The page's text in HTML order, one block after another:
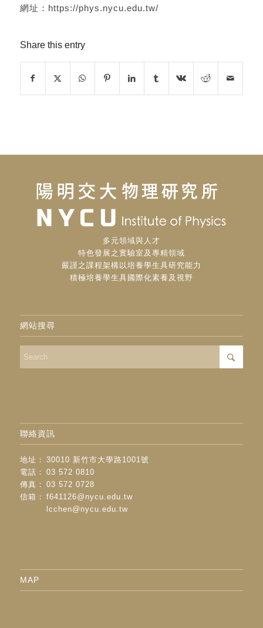
網址：https://phys.nycu.edu.tw/
Share this entry
多元領域與人才
特色發展之實驗室及專精領域
嚴謹之課程架構以培養學生具研究能力
積極培養學生具國際化素養及視野
網站搜尋
聯絡資訊
地址：
30010 新竹市大學路1001號
電話：
03 572 0810
傳真：
03 572 0728
信箱：
f641126@nycu.edu.tw
lcchen@nycu.edu.tw
MAP